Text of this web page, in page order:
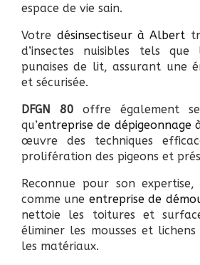
espace de vie sain.
Votre désinsectiseur à Albert
d’insectes nuisibles tels
punaises de lit, assurant une
et sécurisée.
DFGN 80offre également
qu’entreprise de dépigeonnage
œuvre des techniques
prolifération des pigeons et
Reconnue pour son expertise,
comme une entreprise de
nettoie les toitures et
éliminer les mousses et
les matériaux.